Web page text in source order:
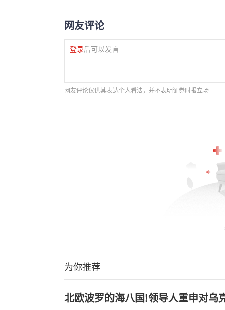
网友评论
登录后可以发言
网友评论仅供其表达个人看法，并不表明证券时报立场
为你推荐
北欧波罗的海八国!领导人重申对乌